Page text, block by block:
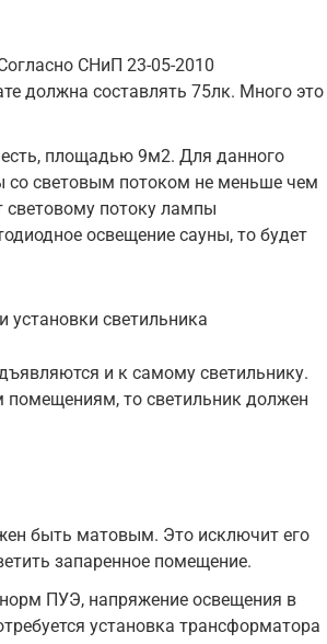
СНиП 23-05-2010
должна составлять 75лк. Много это
площадью 9м2. Для данного
световым потоком не меньше чем
световому потоку лампы
освещение сауны, то будет
установки светильника
и к самому светильнику.
помещениям, то светильник должен
быть матовым. Это исключит его
запаренное помещение.
ПУЭ, напряжение освещения в
установка трансформатора